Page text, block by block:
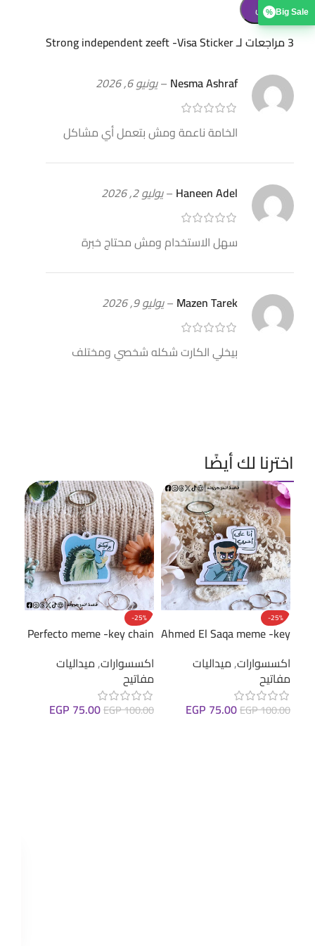
3 مراجعات لـ
Strong independent zeeft -Visa Sticker
Nesma Ashraf
–يونيو 6, 2026
الخامة ناعمة ومش بتعمل أي مشاكل
Haneen Adel
–يوليو 2, 2026
سهل الاستخدام ومش محتاج خبرة
Mazen Tarek
–يوليو 9, 2026
بيخلي الكارت شكله شخصي ومختلف
اخترنا لك أيضًا
-25%
Ahmed El Saqa meme -key
اكسسوارات,ميداليات
مفاتيح
EGP100.00
EGP 75.00
-25%
Perfecto meme -key chain
اكسسوارات,ميداليات
مفاتيح
EGP100.00
EGP 75.00
% Big Sale